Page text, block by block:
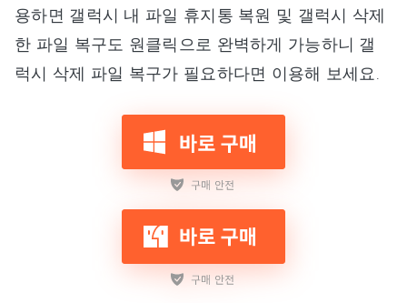
용하면 갤럭시 내 파일 휴지통 복원 및 갤럭시 삭제
한 파일 복구도 원클릭으로 완벽하게 가능하니 갤
럭시 삭제 파일 복구가 필요하다면 이용해 보세요.